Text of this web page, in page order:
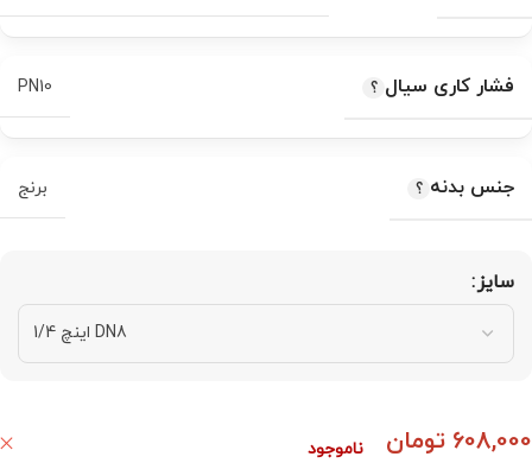
فشار کاری سیال PN10
جنس بدنه برنج
سایز
608,000 تومان ناموجود